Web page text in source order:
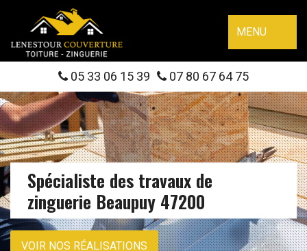
MENU
05 33 06 15 39 07 80 67 64 75
Spécialiste des travaux de
zinguerie Beaupuy 47200
VOIR NOS RÉALISATIONS